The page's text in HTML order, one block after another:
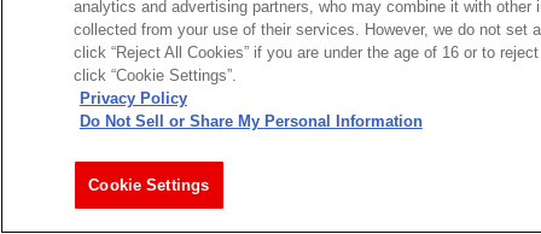
analytics and advertising partners, who may combine it with
collected from your use of their services. However, we do not set
click “Reject All Cookies” if you are under the age of 16 or to
click “Cookie Settings”.
Privacy Policy
Do Not Sell or Share My Personal Information
Cookie Settings